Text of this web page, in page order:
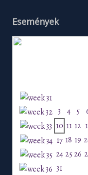
Események
3
4 5
10 11 12
17 18 19
24 25 26
31